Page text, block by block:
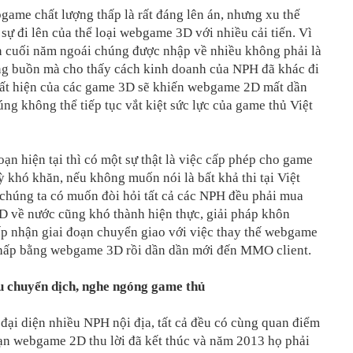
chất lượng thấp là rất đáng lên án, nhưng xu thế
đi lên của thể loại webgame 3D với nhiều cải tiến. Vì
cuối năm ngoái chúng được nhập về nhiều không phải là
buồn mà cho thấy cách kinh doanh của NPH đã khác đi
hiện của các game 3D sẽ khiến webgame 2D mất dần
không thể tiếp tục vắt kiệt sức lực của game thủ Việt
hiện tại thì có một sự thật là việc cấp phép cho game
khó khăn, nếu không muốn nói là bất khả thi tại Việt
ta có muốn đòi hỏi tất cả các NPH đều phải mua
về nước cũng khó thành hiện thực, giải pháp khôn
nhận giai đoạn chuyển giao với việc thay thế webgame
bằng webgame 3D rồi dần dần mới đến MMO client.
chuyển dịch, nghe ngóng game thủ
diện nhiều NPH nội địa, tất cả đều có cùng quan điểm
webgame 2D thu lời đã kết thúc và năm 2013 họ phải